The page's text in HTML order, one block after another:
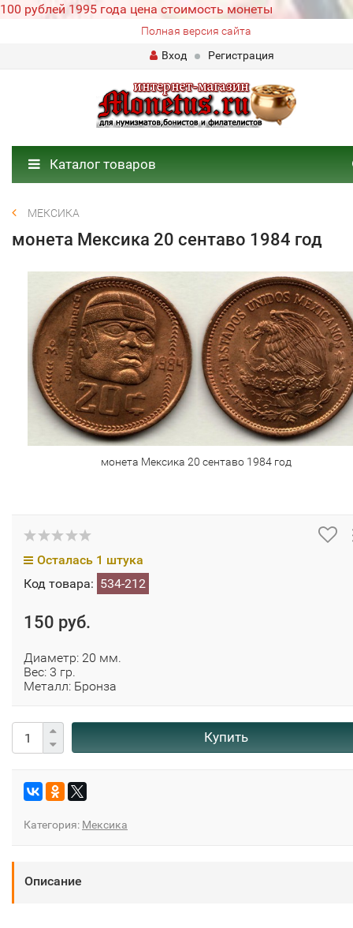
100 рублей 1995 года цена стоимость монеты
Полная версия сайта
Вход
Регистрация
Каталог товаров
МЕКСИКА
монета Мексика 20 сентаво 1984 год
монета Мексика 20 сентаво 1984 год
Осталась 1 штука
Код товара: 534-212
150 руб.
Диаметр: 20 мм.
Вес: 3 гр.
Металл: Бронза
Купить
Категория: Мексика
Описание